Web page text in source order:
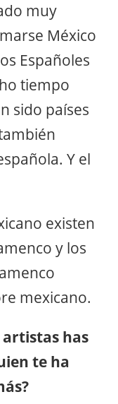
muy
México
Españoles
tiempo
sido países
Y el
existen
y los
mexicano.
artistas has
te ha